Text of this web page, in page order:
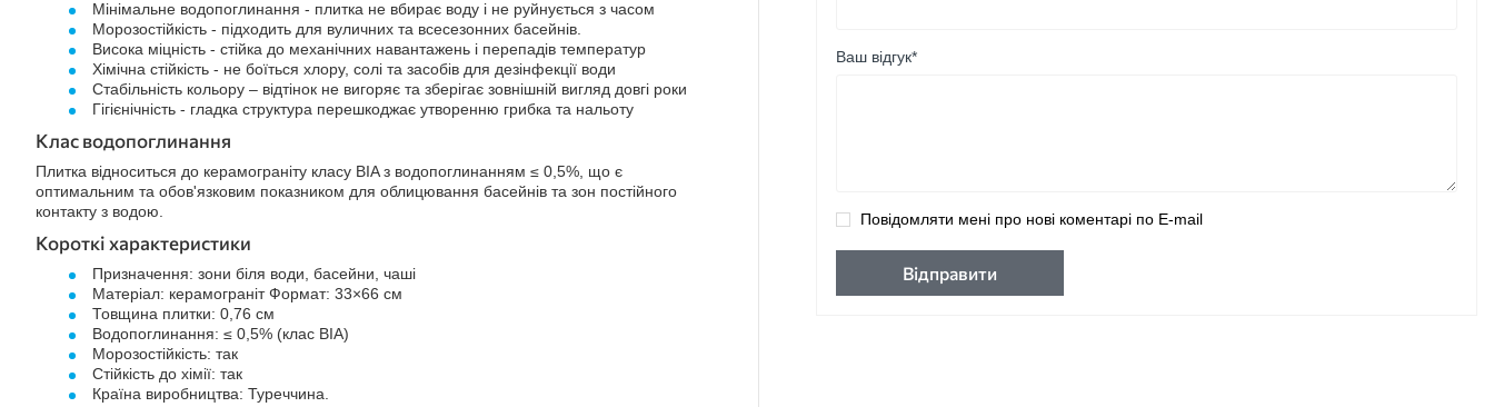
Мінімальне водопоглинання - плитка не вбирає воду і не руйнується з часом
Морозостійкість - підходить для вуличних та всесезонних басейнів.
Висока міцність - стійка до механічних навантажень і перепадів температур
Хімічна стійкість - не боїться хлору, солі та засобів для дезінфекції води
Стабільність кольору – відтінок не вигоряє та зберігає зовнішній вигляд довгі роки
Гігієнічність - гладка структура перешкоджає утворенню грибка та нальоту
Клас водопоглинання
Плитка відноситься до керамограніту класу BIA з водопоглинанням ≤ 0,5%, що є
оптимальним та обов'язковим показником для облицювання басейнів та зон постійного
контакту з водою.
Короткі характеристики
Призначення: зони біля води, басейни, чаші
Матеріал: керамограніт Формат: 33×66 см
Товщина плитки: 0,76 см
Водопоглинання: ≤ 0,5% (клас BIA)
Морозостійкість: так
Стійкість до хімії: так
Країна виробництва: Туреччина.
Ваш відгук*
Повідомляти мені про нові коментарі по E-mail
Відправити